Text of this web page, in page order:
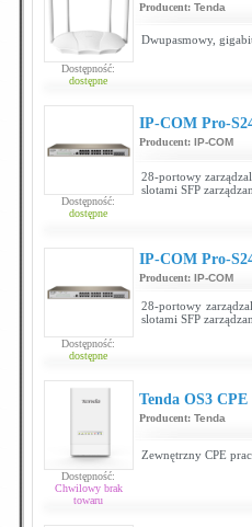
Dostępność:
dostępne
Producent: Tenda
Dwupasmowy,
Dostępność:
dostępne
IP-COM Pro-
Producent: IP-COM
28-portowy
slotami SFP
Dostępność:
dostępne
IP-COM Pro-
Producent: IP-COM
28-portowy
slotami SFP
Dostępność:
Chwilowy brak
towaru
Tenda OS3 CPE
Producent: Tenda
Zewnętrzny CPE